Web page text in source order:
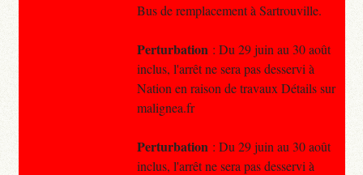
Bus de remplacement à Sartrouville.
Perturbation : Du 29 juin au 30 août
inclus, l'arrêt ne sera pas desservi à
Nation en raison de travaux Détails sur
malignea.fr
Perturbation : Du 29 juin au 30 août
inclus, l'arrêt ne sera pas desservi à